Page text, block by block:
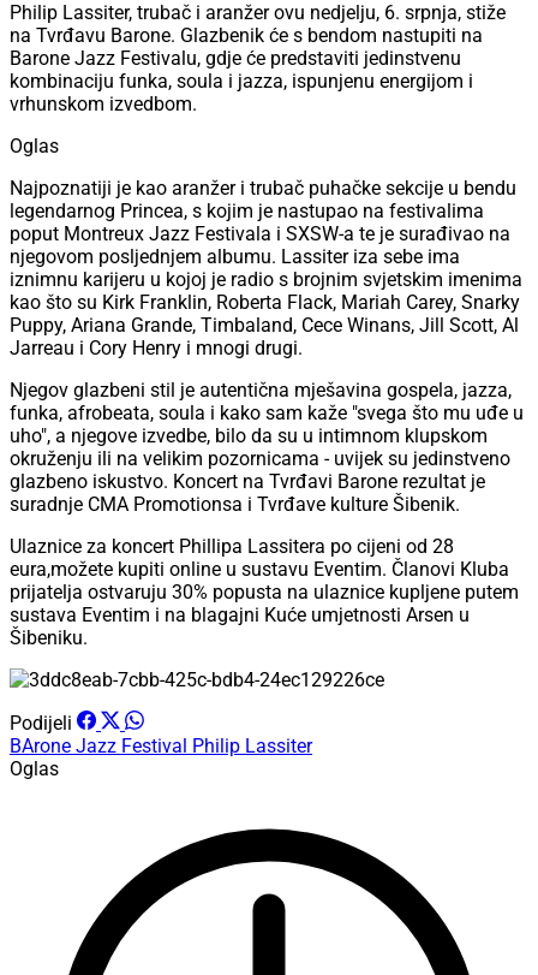
Philip Lassiter, trubač i aranžer ovu nedjelju, 6. srpnja, stiže
na Tvrđavu Barone. Glazbenik će s bendom nastupiti na
Barone Jazz Festivalu, gdje će predstaviti jedinstvenu
kombinaciju funka, soula i jazza, ispunjenu energijom i
vrhunskom izvedbom.
Oglas
Najpoznatiji je kao aranžer i trubač puhačke sekcije u bendu
legendarnog Princea, s kojim je nastupao na festivalima
poput Montreux Jazz Festivala i SXSW-a te je surađivao na
njegovom posljednjem albumu. Lassiter iza sebe ima
iznimnu karijeru u kojoj je radio s brojnim svjetskim imenima
kao što su Kirk Franklin, Roberta Flack, Mariah Carey, Snarky
Puppy, Ariana Grande, Timbaland, Cece Winans, Jill Scott, Al
Jarreau i Cory Henry i mnogi drugi.
Njegov glazbeni stil je autentična mješavina gospela, jazza,
funka, afrobeata, soula i kako sam kaže "svega što mu uđe u
uho", a njegove izvedbe, bilo da su u intimnom klupskom
okruženju ili na velikim pozornicama - uvijek su jedinstveno
glazbeno iskustvo. Koncert na Tvrđavi Barone rezultat je
suradnje CMA Promotionsa i Tvrđave kulture Šibenik.
Ulaznice za koncert Phillipa Lassitera po cijeni od 28
eura,možete kupiti online u sustavu Eventim. Članovi Kluba
prijatelja ostvaruju 30% popusta na ulaznice kupljene putem
sustava Eventim i na blagajni Kuće umjetnosti Arsen u
Šibeniku.
Podijeli
BArone Jazz Festival Philip Lassiter
Oglas